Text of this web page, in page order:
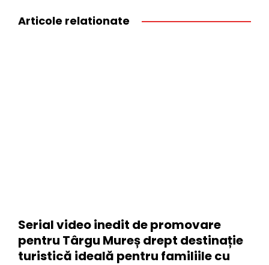
Articole relationate
Serial video inedit de promovare
pentru Târgu Mureș drept destinație
turistică ideală pentru familiile cu